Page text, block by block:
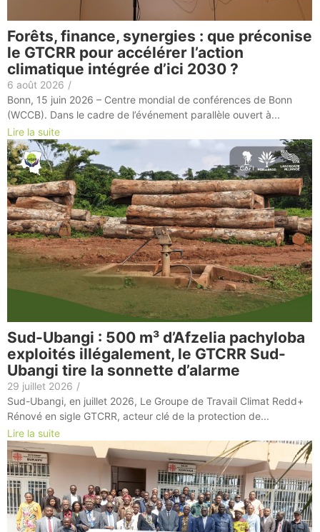
Forêts, finance, synergies : que préconise
le GTCRR pour accélérer l’action
climatique intégrée d’ici 2030 ?
6 août 2026 /
Bonn, 15 juin 2026 – Centre mondial de conférences de Bonn
(WCCB). Dans le cadre de l’événement parallèle ouvert à...
Lire la suite
Sud-Ubangi : 500 m³ d’Afzelia pachyloba
exploités illégalement, le GTCRR Sud-
Ubangi tire la sonnette d’alarme
29 juillet 2026 /
Sud-Ubangi, en juillet 2026, Le Groupe de Travail Climat Redd+
Rénové en sigle GTCRR, acteur clé de la protection de...
Lire la suite